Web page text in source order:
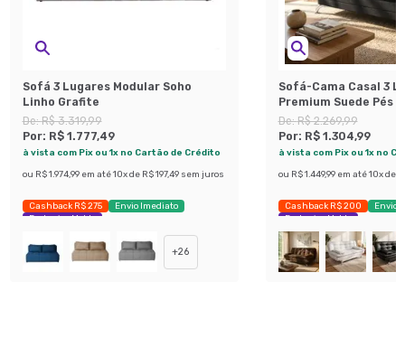
Sofá 3 Lugares Modular Soho
Linho Grafite
De:R$ 3.319,99
Por: R$ 1.777,49
à vista com Pix ou 1x no Cartão de Crédito
ou R$ 1.974,99 em até 10x de R$ 197,49 sem juros
Cashback R$ 275
Envio Imediato
Exclusivo Mobly
+26
Sofá-Cama Casal 3
Premium Suede Pés
Preto
De:R$ 2.269,99
Por: R$ 1.304,99
à vista com Pix ou 1x no
ou R$ 1.449,99 em até 10x de
Cashback R$ 200
Envio
Exclusivo Mobly